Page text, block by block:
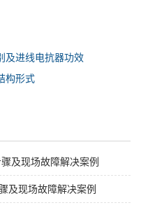
及进线电抗器功效
构形式
及现场故障解决案例
及现场故障解决案例